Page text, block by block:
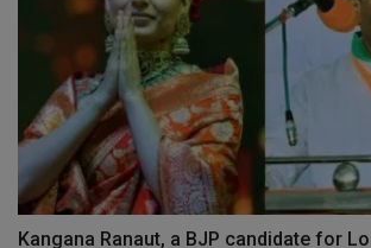
Kangana Ranaut, a BJP candidate for